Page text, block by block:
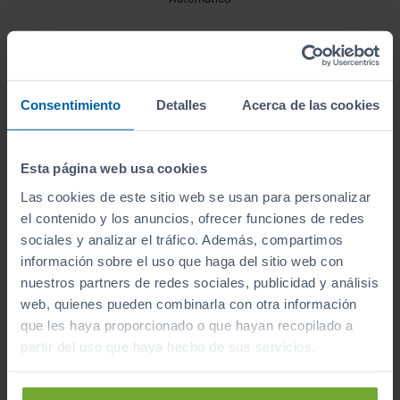
Consentimiento Detalles Acerca de las cookies
Esta página web usa cookies
Las cookies de este sitio web se usan para personalizar
el contenido y los anuncios, ofrecer funciones de redes
sociales y analizar el tráfico. Además, compartimos
información sobre el uso que haga del sitio web con
nuestros partners de redes sociales, publicidad y análisis
web, quienes pueden combinarla con otra información
que les haya proporcionado o que hayan recopilado a
partir del uso que haya hecho de sus servicios.
¡Ya somos más de 6.000 conductores satisfechos!
Inicio Coches de Segunda Mano
Tavascan
Apúntate y caza las ofertas
Apúntate a nuestro boletín y serás el primero en
recibir las nuevas entradas y ofertas.
Correo electrónico